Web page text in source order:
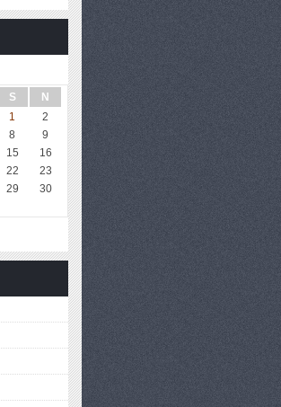
S
N
1
2
8
9
15
16
22
23
29
30